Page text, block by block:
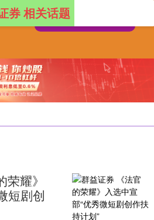
券 相关话题
耀》
短剧创